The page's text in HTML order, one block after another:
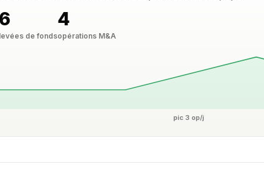
6
levées de fonds
4
opérations M&A
pic 3 op/j